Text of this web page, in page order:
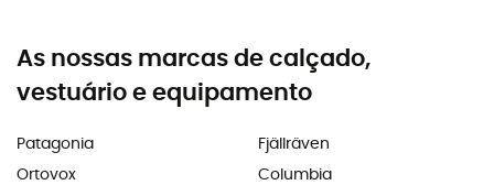
As nossas marcas de calçado,
vestuário e equipamento
Patagonia
Ortovox
Fjällräven
Columbia